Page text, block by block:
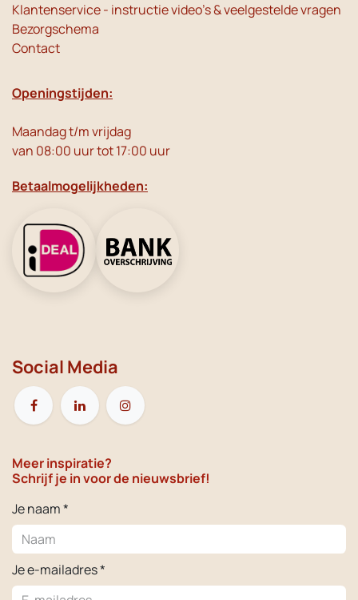
Klantenservice - instructie video's & veelgestelde vragen
Bezorgschema
Contact
Openingstijden:
Maandag t/m vrijdag
van 08:00 uur tot 17:00 uur
Betaalmogelijkheden:
Social Media
Meer inspiratie?
Schrijf je in voor de nieuwsbrief!
Je naam *
Je e-mailadres *